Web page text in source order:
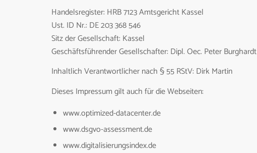
Handelsregister: HRB 7123 Amtsgericht Kassel
Ust. ID Nr.: DE 203 368 546
Sitz der Gesellschaft: Kassel
Geschäftsführender Gesellschafter: Dipl. Oec. Peter Burghardt
Inhaltlich Verantwortlicher nach § 55 RStV: Dirk Martin
Dieses Impressum gilt auch für die Webseiten:
www.optimized-datacenter.de
www.dsgvo-assessment.de
www.digitalisierungsindex.de